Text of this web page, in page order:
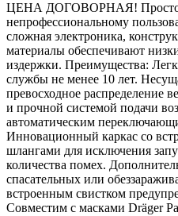
ЦЕНА ДОГОВОРНАЯ! Простой
непрофессиональному
сложная электроника,
материалы обеспечивают
издержки. Преимущества:
службы не менее 10 лет.
превосходное распределение
и прочной системой подачи
автоматическим
Инновационный каркас со
шлангами для исключения
количества помех.
спасательных или
встроенным свистком
Совместим с масками Dräger